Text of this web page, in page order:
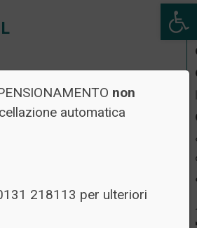
non
automatica
218113 per ulteriori